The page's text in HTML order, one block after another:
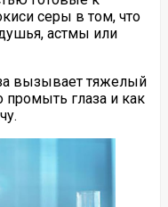
серы в том, что
астмы или
вызывает тяжелый
промыть глаза и как